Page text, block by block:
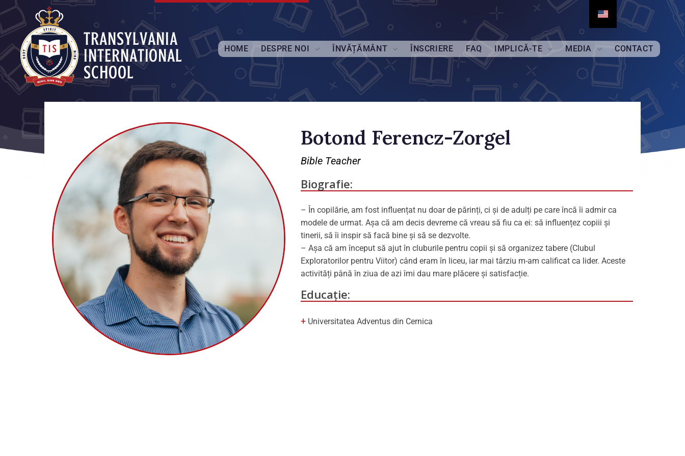
Educatie pentru minte, suflet și trup.
HOME DESPRE NOI ÎNVĂȚĂMÂNT ÎNSCRIERE FAQ IMPLICĂ-TE MEDIA CONTACT
Botond Ferencz-Zorgel
Bible Teacher
Biografie:
– În copilărie, am fost influențat nu doar de părinți, ci și de adulți pe care încă îi admir ca
modele de urmat. Așa că am decis devreme că vreau să fiu ca ei: să influențez copiii și
tinerii, să îi inspir să facă bine și să se dezvolte.
– Așa că am început să ajut în cluburile pentru copii și să organizez tabere (Clubul
Exploratorilor pentru Viitor) când eram în liceu, iar mai târziu m-am calificat ca lider. Aceste
activități până în ziua de azi îmi dau mare plăcere și satisfacție.
Educație:
Universitatea Adventus din Cernica